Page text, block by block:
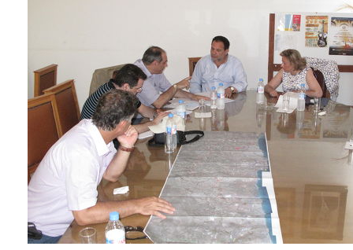
ΠΟΛΙΤΙΣΜΟΣ
ΑΝΘΕΚΤΙΚΗ
ΠΟΛΗ